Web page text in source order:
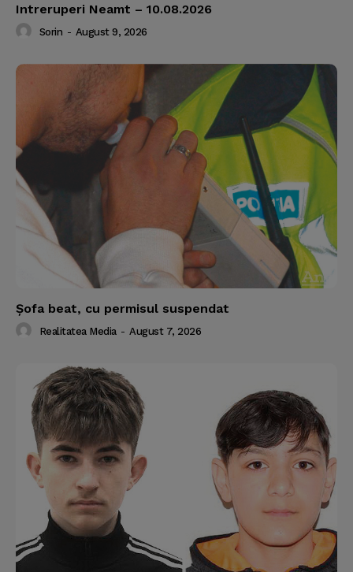
Intreruperi Neamt – 10.08.2026
Sorin - August 9, 2026
Şofa beat, cu permisul suspendat
Realitatea Media - August 7, 2026